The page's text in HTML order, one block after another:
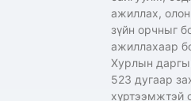
ажиллах,
зүйн орчныг
ажиллахаар
Хурлын
523 дугаар
хүртээмжтэй